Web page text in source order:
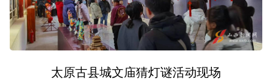
太原古县城文庙猜灯谜活动现场